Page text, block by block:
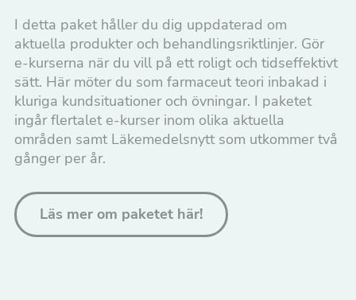
I detta paket håller du dig uppdaterad om
aktuella produkter och behandlingsriktlinjer. Gör
e-kurserna när du vill på ett roligt och tidseffektivt
sätt. Här möter du som farmaceut teori inbakad i
kluriga kundsituationer och övningar. I paketet
ingår flertalet e-kurser inom olika aktuella
områden samt Läkemedelsnytt som utkommer två
gånger per år.
Läs mer om paketet här!